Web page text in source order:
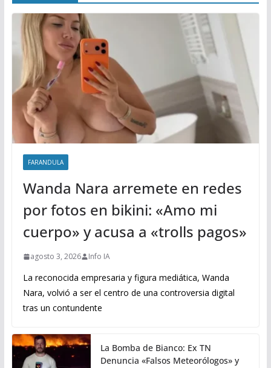
FARANDULA
Wanda Nara arremete en redes
por fotos en bikini: «Amo mi
cuerpo» y acusa a «trolls pagos»
agosto 3, 2026 Info IA
La reconocida empresaria y figura mediática, Wanda
Nara, volvió a ser el centro de una controversia digital
tras un contundente
La Bomba de Bianco: Ex TN
Denuncia «Falsos Meteorólogos» y